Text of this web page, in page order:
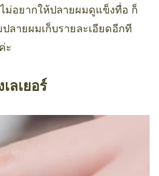
ม่อยากให้ปลายผมดูแข็งทื่อ ก็
ลายผมเก็บรายละเอียดอีกที
ะ
ลเยอร์